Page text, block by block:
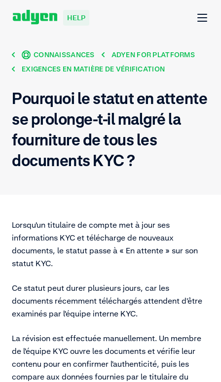
HELP
CONNAISSANCES
ADYEN FOR PLATFORMS
EXIGENCES EN MATIÈRE DE VÉRIFICATION
Pourquoi le statut en attente
se prolonge-t-il malgré la
fourniture de tous les
documents KYC ?
Lorsqu'un titulaire de compte met à jour ses
informations KYC et télécharge de nouveaux
documents, le statut passe à « En attente » sur son
statut KYC.
Ce statut peut durer plusieurs jours, car les
documents récemment téléchargés attendent d'être
examinés par l'équipe interne KYC.
La révision est effectuée manuellement. Un membre
de l'équipe KYC ouvre les documents et vérifie leur
contenu pour en confirmer l'authenticité, puis les
compare aux données fournies par le titulaire du